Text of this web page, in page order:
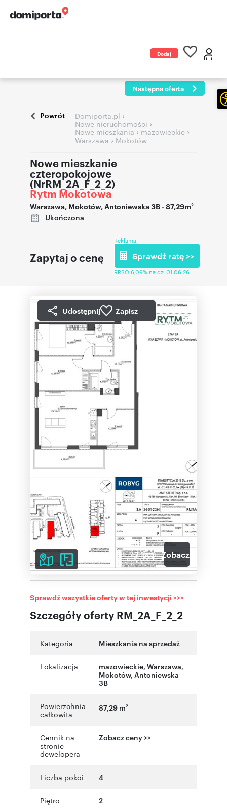
Dodaj
Następna oferta
Powrót Domiporta.pl ›
Nowe nieruchomości ›
Nowe mieszkania › mazowieckie ›
Warszawa › Mokotów
Nowe mieszkanie
czteropokojowe
(NrRM_2A_F_2_2)
Rytm Mokotowa
Warszawa, Mokotów,Antoniewska 3B- 87,29m2
Ukończona
Zapytaj o cenę
Reklama
Sprawdź ratę >>
RRSO 6,09% na dz. 01.06.26
Udostępnij Zapisz
7 Zobacz galerię
Szczegóły oferty RM_2A_F_2_2
Sprawdź wszystkie oferty w tej inwestycji >>>
Kategoria Mieszkania na sprzedaż
Lokalizacja mazowieckie, Warszawa,
Mokotów, Antoniewska
3B
Powierzchnia
całkowita
87,29 m2
Cennik na
stronie
dewelopera
Zobacz ceny >>
Liczba pokoi 4
Piętro 2